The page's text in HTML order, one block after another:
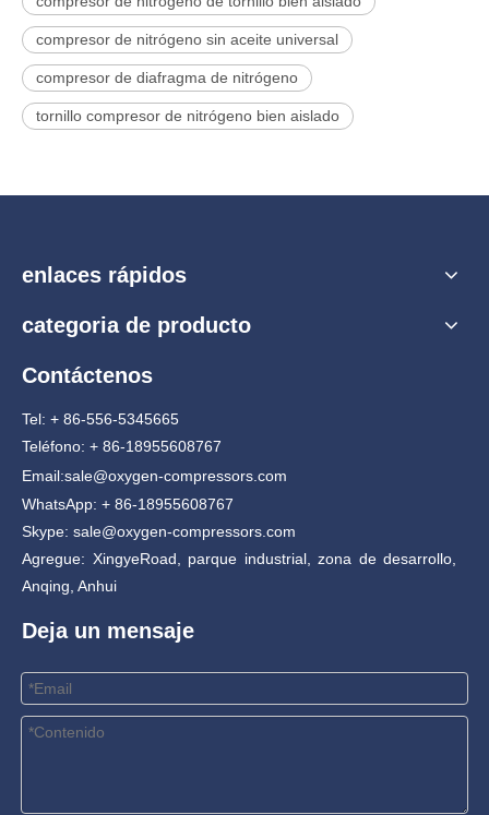
compresor de nitrógeno sin aceite universal
compresor de diafragma de nitrógeno
tornillo compresor de nitrógeno bien aislado
enlaces rápidos
categoria de producto
Contáctenos
Tel: + 86-556-5345665
Teléfono: + 86-18955608767
Email:sale@oxygen-compressors.com
WhatsApp: + 86-18955608767
Skype: sale@oxygen-compressors.com
Agregue: XingyeRoad, parque industrial, zona de desarrollo,
Anqing, Anhui
Deja un mensaje